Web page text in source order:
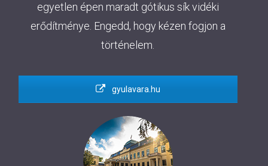
egyetlen épen maradt gótikus sík vidéki
erődítménye. Engedd, hogy kézen fogjon a
történelem.
gyulavara.hu